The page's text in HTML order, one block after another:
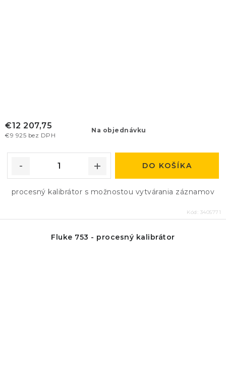
Na objednávku
€9 925 bez DPH
€12 207,75
DO KOŠÍKA
procesný kalibrátor s možnostou vytvárania záznamov
Kód: 3405771
Fluke 753 - procesný kalibrátor